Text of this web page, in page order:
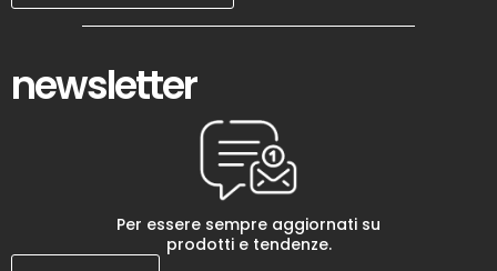
newsletter
Per essere sempre aggiornati su
prodotti e tendenze.